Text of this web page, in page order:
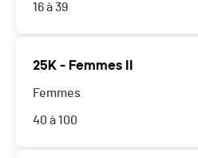
16 à 39
25K - Femmes II
Femmes
40 à 100